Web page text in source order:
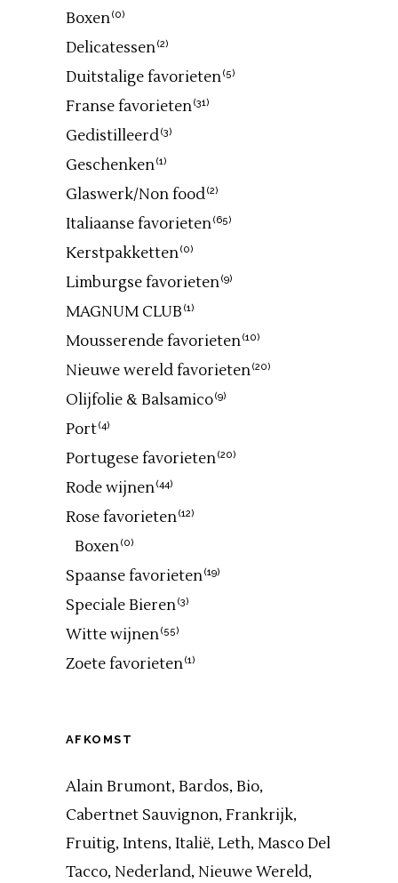
Boxen(0)
Delicatessen(2)
Duitstalige favorieten(5)
Franse favorieten(31)
Gedistilleerd(3)
Geschenken(1)
Glaswerk/Non food(2)
Italiaanse favorieten(65)
Kerstpakketten(0)
Limburgse favorieten(9)
MAGNUM CLUB (1)
Mousserende favorieten(10)
Nieuwe wereld favorieten(20)
Olijfolie & Balsamico(9)
Port(4)
Portugese favorieten(20)
Rode wijnen(44)
Rose favorieten(12)
Boxen(0)
Spaanse favorieten(19)
Speciale Bieren(3)
Witte wijnen(55)
Zoete favorieten(1)
AFKOMST
Alain Brumont Bardos Bio
Cabertnet Sauvignon Frankrijk
Fruitig Intens Italië Leth Masco Del
Tacco Nederland Nieuwe Wereld